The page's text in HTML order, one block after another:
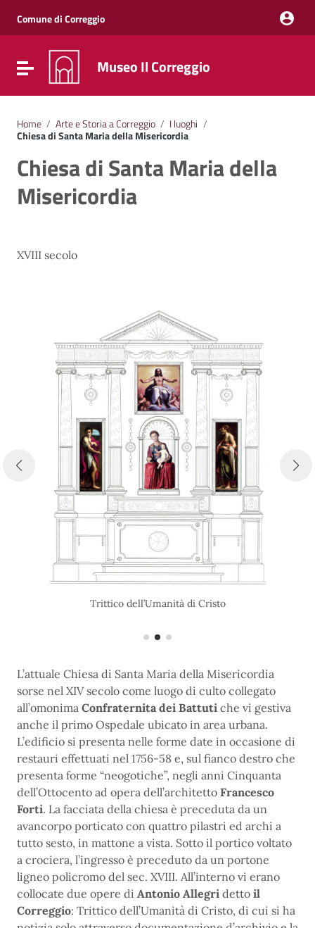
Vai al menu di navigazione
Vai al footer
Comune di Correggio
Attiva / disattiva la navigazione
Museo Il Correggio
Home / Arte e Storia a Correggio / I luoghi /
Chiesa di Santa Maria della Misericordia
Chiesa di Santa Maria della
Misericordia
XVIII secolo
Trittico dell’Umanità di Cristo
L’attuale Chiesa di Santa Maria della Misericordia
sorse nel XIV secolo come luogo di culto collegato
all’omonima Confraternita dei Battuti che vi gestiva
anche il primo Ospedale ubicato in area urbana.
L’edificio si presenta nelle forme date in occasione di
restauri effettuati nel 1756-58 e, sul fianco destro che
presenta forme “neogotiche”, negli anni Cinquanta
dell’Ottocento ad opera dell’architetto Francesco
Forti. La facciata della chiesa è preceduta da un
avancorpo porticato con quattro pilastri ed archi a
tutto sesto, in mattone a vista. Sotto il portico voltato
a crociera, l’ingresso è preceduto da un portone
ligneo policromo del sec. XVIII. All’interno vi erano
collocate due opere di Antonio Allegri detto il
Correggio: Trittico dell’Umanità di Cristo, di cui si ha